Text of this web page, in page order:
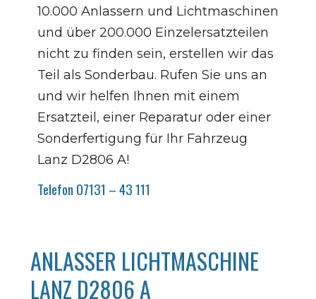
10.000 Anlassern und Lichtmaschinen
und über 200.000 Einzelersatzteilen
nicht zu finden sein, erstellen wir das
Teil als Sonderbau. Rufen Sie uns an
und wir helfen Ihnen mit einem
Ersatzteil, einer Reparatur oder einer
Sonderfertigung für Ihr Fahrzeug
Lanz D2806 A!
Telefon 07131 – 43 111
ANLASSER LICHTMASCHINE
LANZ D2806 A